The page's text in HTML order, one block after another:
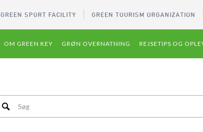
GREEN SPORT FACILITY GREEN TOURISM ORGANIZATION
OM GREEN KEY GRØN OVERNATNING REJSETIPS OG